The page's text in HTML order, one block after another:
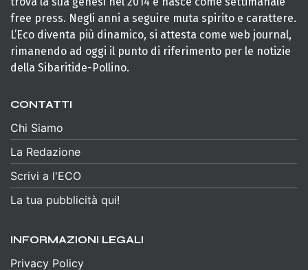
free press. Negli anni a seguire muta spirito e carattere.
L’Eco diventa più dinamico, si attesta come web journal,
rimanendo ad oggi il punto di riferimento per le notizie
della Sibaritide-Pollino.
CONTATTI
Chi Siamo
La Redazione
Scrivi a l'ECO
La tua pubblicità qui!
INFORMAZIONI LEGALI
Privacy Policy